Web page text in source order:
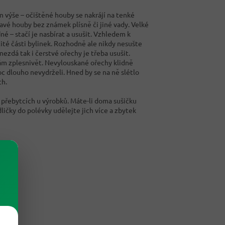
– očištěné houby se nakrájí na tenké
houby bez známek plísně či jiné vady. Velké
– stačí je nasbírat a usušit. Vzhledem k
části bylinek. Rozhodně ale nikdy nesušte
tak i čerstvé ořechy je třeba usušit.
zplesnivět. Nevylouskané ořechy klidně
dlouho nevydrželi. Hned by se na ně slétlo
u výrobků. Máte-li doma sušičku
do polévky udělejte jich více a zbytek